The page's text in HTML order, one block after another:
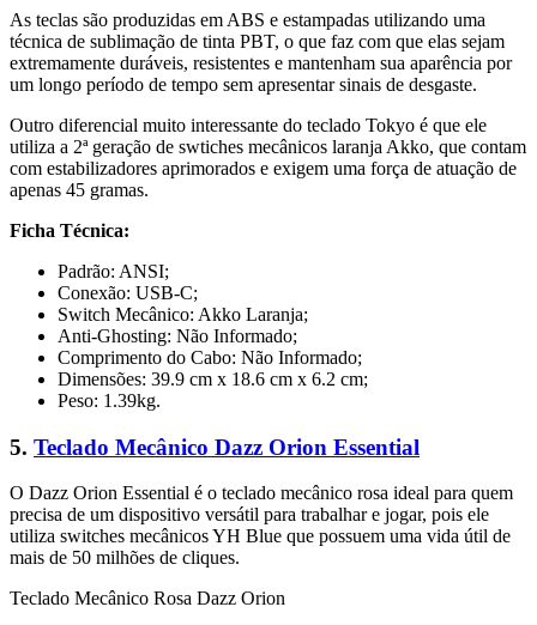
As teclas são produzidas em ABS e estampadas utilizando uma
técnica de sublimação de tinta PBT, o que faz com que elas sejam
extremamente duráveis, resistentes e mantenham sua aparência por
um longo período de tempo sem apresentar sinais de desgaste.
Outro diferencial muito interessante do teclado Tokyo é que ele
utiliza a 2ª geração de swtiches mecânicos laranja Akko, que contam
com estabilizadores aprimorados e exigem uma força de atuação de
apenas 45 gramas.
Ficha Técnica:
Padrão: ANSI;
Conexão: USB-C;
Switch Mecânico: Akko Laranja;
Anti-Ghosting: Não Informado;
Comprimento do Cabo: Não Informado;
Dimensões: 39.9 cm x 18.6 cm x 6.2 cm;
Peso: 1.39kg.
5. Teclado Mecânico Dazz Orion Essential
O Dazz Orion Essential é o teclado mecânico rosa ideal para quem
precisa de um dispositivo versátil para trabalhar e jogar, pois ele
utiliza switches mecânicos YH Blue que possuem uma vida útil de
mais de 50 milhões de cliques.
Teclado Mecânico Rosa Dazz Orion